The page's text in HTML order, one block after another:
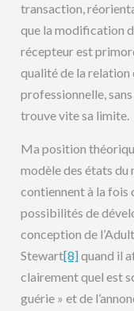
transaction,
que la modification
récepteur est
qualité de la relation
professionnelle,
trouve vite sa limite.
Ma position
modèle des états du
contiennent à la fois
possibilités de
conception de
Stewart[8]quand il
clairement quel est
guérie » et de